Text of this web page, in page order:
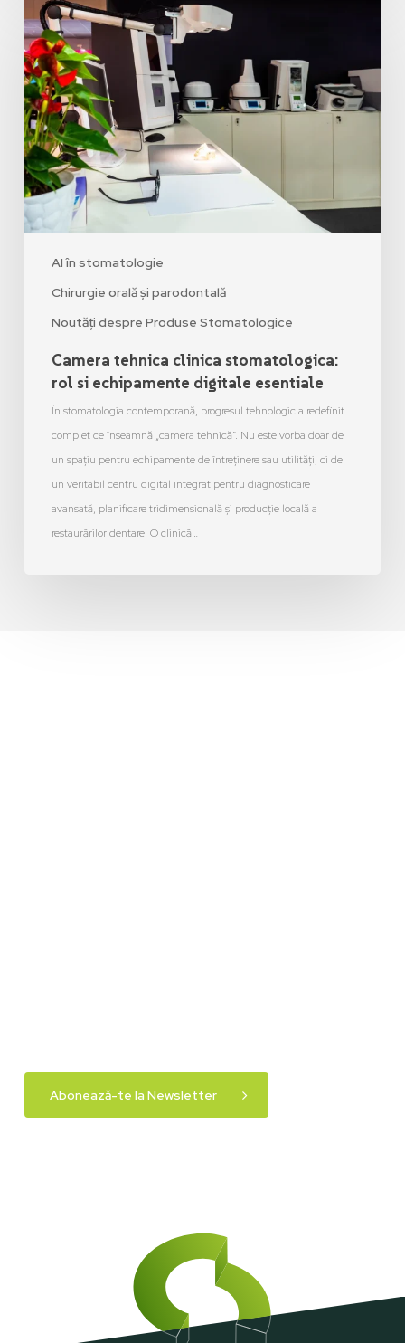
AI în stomatologie
Chirurgie orală și parodontală
Noutăți despre Produse Stomatologice
Camera tehnica clinica stomatologica:
rol si echipamente digitale esentiale
În stomatologia contemporană, progresul tehnologic a redefinit
complet ce înseamnă „camera tehnică”. Nu este vorba doar de
un spațiu pentru echipamente de întreținere sau utilități, ci de
un veritabil centru digital integrat pentru diagnosticare
avansată, planificare tridimensională și producție locală a
restaurărilor dentare. O clinică…
Abonează-te la Newsletter